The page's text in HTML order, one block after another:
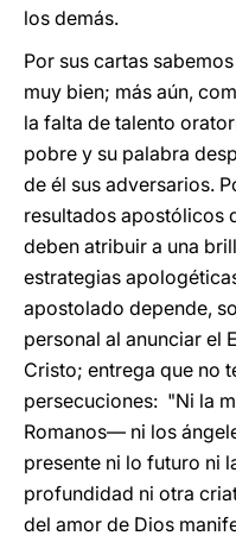
los demás.
Por sus cartas
muy bien; más aún,
la falta de talento
pobre y su palabra
de él sus adversarios.
resultados apostólicos
deben atribuir a una
estrategias
apostolado depende,
personal al anunciar el
Cristo; entrega que no
persecuciones: "Ni la
Romanos— ni los
presente ni lo futuro ni
profundidad ni otra
del amor de Dios